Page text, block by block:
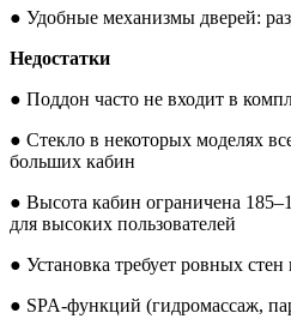
● Удобные механизмы дверей:
Недостатки
● Поддон часто не входит в
● Стекло в некоторых моделях
больших кабин
● Высота кабин ограничена
для высоких пользователей
● Установка требует ровных стен
● SPA-функций (гидромассаж,